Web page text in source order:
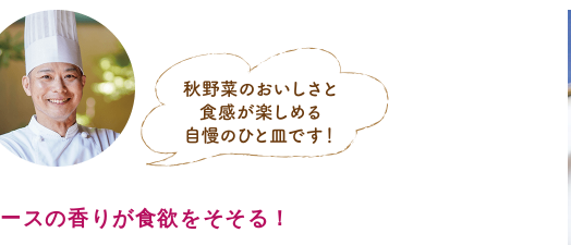
スの香りが食欲をそそる！